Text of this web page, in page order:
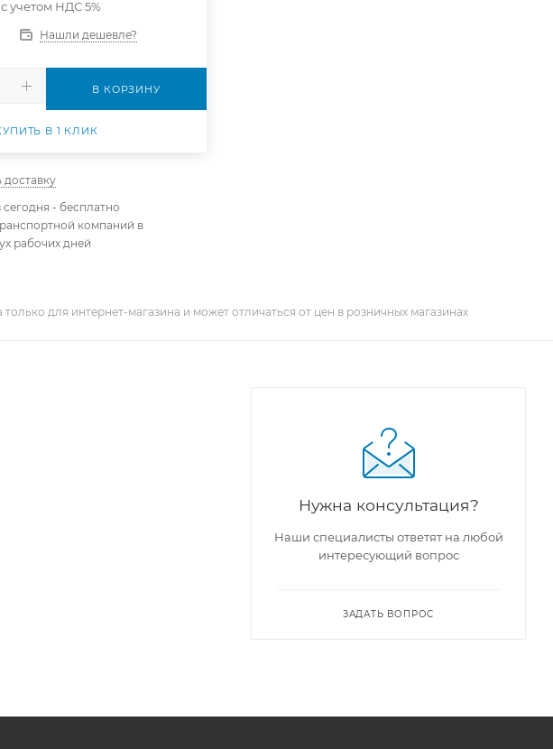
учетом НДС 5%
Нашли дешевле?
В КОРЗИНУ
В 1 КЛИК
доставку
- бесплатно
компаний в
рабочих дней
только для интернет-магазина и может отличаться от цен в розничных магазинах
Нужна консультация?
Наши специалисты ответят на любой
интересующий вопрос
ЗАДАТЬ ВОПРОС